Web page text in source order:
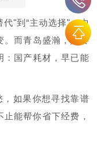
代"到“主动选择"，中
。而青岛盛瀚，始终
：国产耗材，早已能
如果你想寻找靠谱
能帮你省下经费，